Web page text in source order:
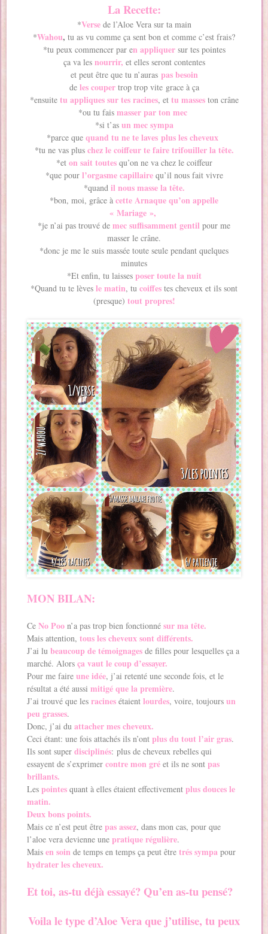
La Recette:
*Versede l’Aloe Vera sur ta main
*Wahou, tu as vu comme ça sent bon et comme c’est frais?
*tu peux commencer par en appliquersur tes pointes
ça va les nourrir, et elles seront contentes
et peut être que tu n’auras pas besoin
deles coupertrop trop vite grace à ça
*ensuite tu appliques sur tes racines, et tu masseston crâne
*ou tu fais masser par ton mec
*si t’as un mec sympa
*parce que quand tu ne te laves plus les cheveux
*tu ne vas plus chez le coiffeur te faire trifouiller la tête.
*et on sait toutesqu’on ne va chez le coiffeur
*que pourl’orgasme capillairequ’il nous fait vivre
*quandil nous masse la tête.
*bon, moi, grâce à cette Arnaque qu’on appelle
« Mariage »,
*je n’ai pas trouvé de mec suffisamment gentil pour me
masser le crâne.
*donc je me le suis massée toute seule pendant quelques
minutes
*Et enfin, tu laisses poser toute la nuit
*Quand tu te lèves le matin, tu coiffes tes cheveux et ils sont
(presque) tout propres!
MON BILAN:
CeNo Poo n’a pas trop bien fonctionnésur ma tête.
Mais attention, tous les cheveux sont différents.
J’ai lubeaucoup de témoignages de filles pour lesquelles ça a
marché. Alorsça vaut le coup d’essayer.
Pour me faireune idée, j’ai retenté une seconde fois, et le
résultat a été aussimitigé que la première.
J’ai trouvé que lesracines étaientlourdes, voire, toujoursun
peu grasses.
Donc, j’ai du attacher mes cheveux.
Ceci étant: une fois attachés ils n’ont plus du tout l’air gras.
Ils sont super disciplinés: plus de cheveux rebelles qui
essayent de s’exprimercontre mon gré et ils ne sont pas
brillants.
Les pointes quant à elles étaient effectivementplus douces le
matin.
Deux bons points.
Mais ce n’est peut être pas assez, dans mon cas, pour que
l’aloe vera devienne unepratique régulière.
Mais en soin de temps en temps ça peut êtretrés sympa pour
hydrater les cheveux.
Et toi, as-tu déjà essayé? Qu’en as-tu pensé?
Voila le type d’Aloe Vera que j’utilise, tu peux